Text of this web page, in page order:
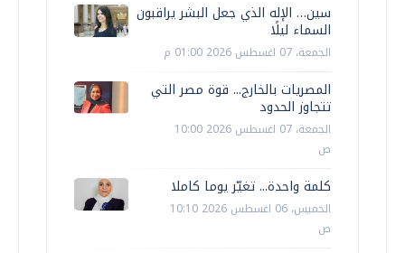
سين… الإله الذي جعل البشر يراقبون
السماء ليلًا
الجمعة، 07 اغسطس 2026 01:00 م
المصريات بالخارج... قوة مصر التي
تتجاوز الحدود
الجمعة، 07 اغسطس 2026 10:00
ص
كلمة واحدة... تغيّر يوما كاملا
الخميس، 06 اغسطس 2026 10:10
ص